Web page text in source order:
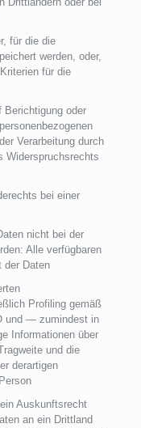
für die die
werden, oder,
für die
oder
Verarbeitung durch
Widerspruchsrechts
bei einer
nicht bei der
Alle verfügbaren
der Daten
Profiling gemäß
und — zumindest in
Informationen über
und die
derartigen
Auskunftsrecht
an ein Drittland